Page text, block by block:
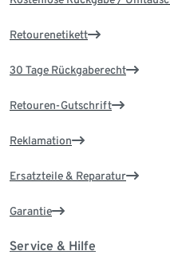
Retourenetikett
30 Tage Rückgaberecht
Retouren-Gutschrift
Reklamation
Ersatzteile & Reparatur
Garantie
Service & Hilfe